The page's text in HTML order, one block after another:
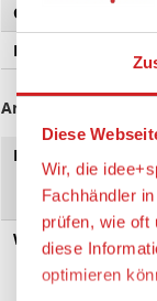
Diese
Wir, die
Fachhändler
prüfen, wie oft
diese
optimieren
Geeignetes Alter
Maßstab
Angaben zur
Hersteller:
Warnhinweise